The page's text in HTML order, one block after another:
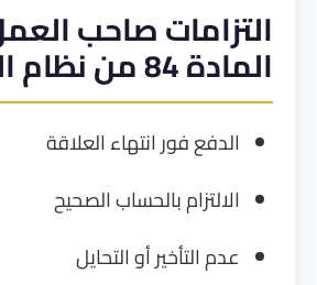
التزامات صاحب
المادة 84 من نظام العمل
الدفع فور انتهاء العلاقة
الالتزام بالحساب الصحيح
عدم التأخير أو التحايل